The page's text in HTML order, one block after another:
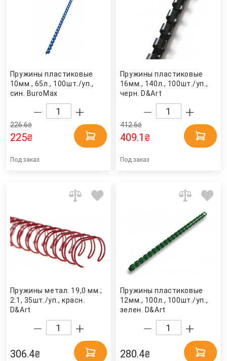
Пружины пластиковые
10мм., 65л., 100шт./уп.,
син. BuroMax
226.6₴
225₴
Под заказ
Пружины пластиковые
16мм., 140л., 100шт./уп.,
черн. D&Art
412.6₴
409.1 ₴
Под заказ
Пружины метал. 19,0 мм.;
2:1, 35шт./уп., красн.
D&Art
306.4₴
Пружины пластиковые
12мм., 100л., 100шт./уп.,
зелен. D&Art
280.4₴